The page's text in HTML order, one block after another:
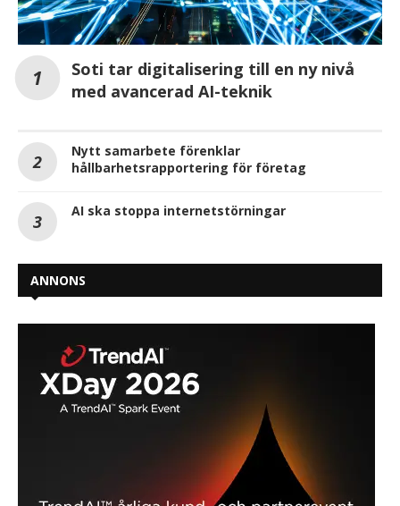
Soti tar digitalisering till en ny nivå
med avancerad AI-teknik
Nytt samarbete förenklar
hållbarhetsrapportering för företag
AI ska stoppa internetstörningar
ANNONS